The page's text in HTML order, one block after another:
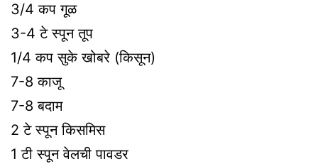
3/4 कप गूळ
3-4 टे स्पून तूप
1/4 कप सुके खोबरे (किसून)
7-8 काजू
7-8 बदाम
2 टे स्पून किसमिस
1 टी स्पून वेलची पावडर